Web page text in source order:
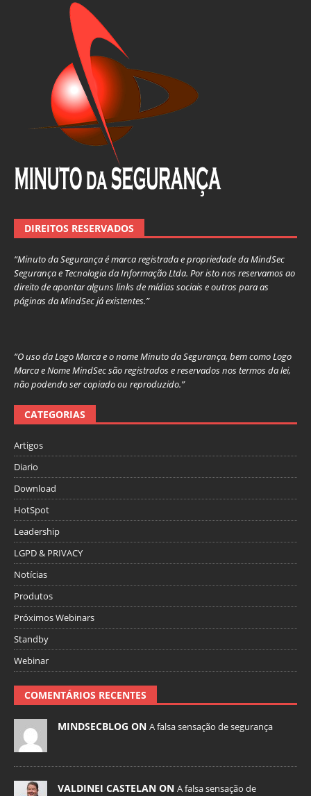
DIREITOS RESERVADOS
“Minuto da Segurança é marca registrada e propriedade da MindSec
Segurança e Tecnologia da Informação Ltda. Por isto nos reservamos ao
direito de apontar alguns links de mídias sociais e outros para as
páginas da MindSec já existentes.”
“O uso da Logo Marca e o nome Minuto da Segurança, bem como Logo
Marca e Nome MindSec são registrados e reservados nos termos da lei,
não podendo ser copiado ou reproduzido.”
CATEGORIAS
Artigos
Diario
Download
HotSpot
Leadership
LGPD & PRIVACY
Notícias
Produtos
Próximos Webinars
Standby
Webinar
COMENTÁRIOS RECENTES
MINDSECBLOG ON A falsa sensação de segurança
VALDINEI CASTELAN ON A falsa sensação de